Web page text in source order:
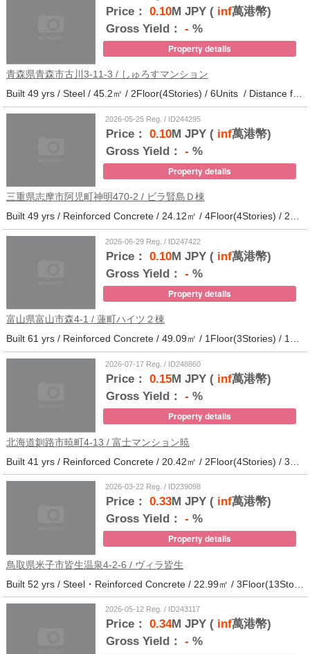
Price： 0.10M JPY (inf萬港幣)
Gross Yield： - %
Property details
青森県青森市古川3-11-3 / しゅろすマンション
Built 49 yrs / Steel / 45.2㎡ / 2Floor(4Stories) / 6Units / Distance from the station.11
2026-05-25 Reg. / ID244295
Price： 0.10M JPY (inf萬港幣)
Gross Yield： - %
Property details
三重県志摩市阿児町神明470-2 / ビラ賢島Ｄ棟
Built 49 yrs / Reinforced Concrete / 24.12㎡ / 4Floor(4Stories) / 25Units / Distance from the station.14
2026-06-29 Reg. / ID247422
Price： 0.10M JPY (inf萬港幣)
Gross Yield： - %
Property details
富山県富山市森4-1 / 蓮町ハイツ２棟
Built 61 yrs / Reinforced Concrete / 49.09㎡ / 1Floor(3Stories) / 12Units / Distance from the station.9
2026-07-17 Reg. / ID248860
Price： 0.15M JPY (inf萬港幣)
Gross Yield： - %
Property details
北海道釧路市暁町4-13 / 富士マンション暁
2026-03-22 Reg. / ID239098
Price： 0.33M JPY (inf萬港幣)
Gross Yield： - %
Property details
鳥取県米子市皆生温泉4-2-6 / ヴィラ皆生
Built 52 yrs / Steel・Reinforced Concrete / 22.99㎡ / 3Floor(13Stories) / 138Units / Distance from the station.
2026-05-12 Reg. / ID243117
Price： 0.34M JPY (inf萬港幣)
Gross Yield： - %